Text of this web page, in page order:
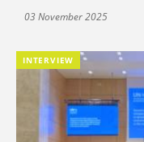
03 November 2025
INTERVIEW